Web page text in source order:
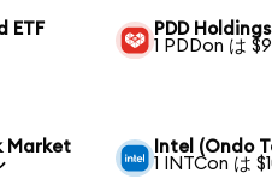
ETF
PDD
1 PDDon は
Market
Intel (Ondo
1 INTCon は